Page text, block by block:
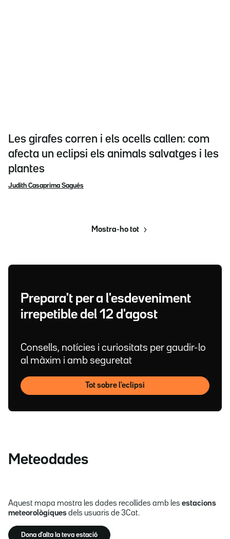
Les girafes corren i els ocells callen: com
afecta un eclipsi els animals salvatges i les
plantes
Judith Casaprima Sagués
Mostra-ho tot
Prepara't per a l'esdeveniment
irrepetible del 12 d'agost
Consells, notícies i curiositats per gaudir-lo
al màxim i amb seguretat
Tot sobre l'eclipsi
Meteodades
Aquest mapa mostra les dades recollides amb les estacions
meteorològiques dels usuaris de 3Cat.
Dona d'alta la teva estació